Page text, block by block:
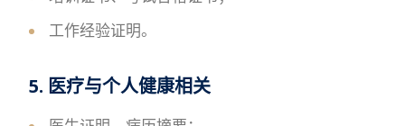
工作经验证明。
5. 医疗与个人健康相关